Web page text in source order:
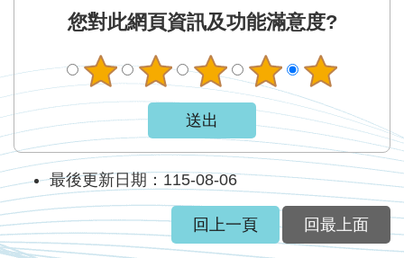
您對此網頁資訊及功能滿意度?
最後更新日期：115-08-06
回上一頁 回最上面